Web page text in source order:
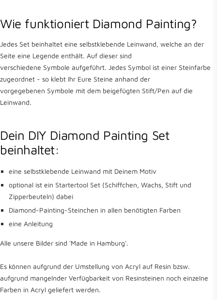
Wie funktioniert Diamond Painting?
Jedes Set beinhaltet eine selbstklebende Leinwand, welche an der
Seite eine Legende enthält. Auf dieser sind
verschiedene Symbole aufgeführt. Jedes Symbol ist einer Steinfarbe
zugeordnet - so klebt Ihr Eure Steine anhand der
vorgegebenen Symbole mit dem beigefügten Stift/Pen auf die
Leinwand.
Dein DIY Diamond Painting Set
beinhaltet:
eine selbstklebende Leinwand mit Deinem Motiv
optional ist ein Startertool Set (Schiffchen, Wachs, Stift und
Zipperbeuteln) dabei
Diamond-Painting-Steinchen in allen benötigten Farben
eine Anleitung
Alle unsere Bilder sind 'Made in Hamburg'.
Es können aufgrund der Umstellung von Acryl auf Resin bzsw.
aufgrund mangelnder Verfügbarkeit von Resinsteinen noch einzelne
Farben in Acryl geliefert werden.